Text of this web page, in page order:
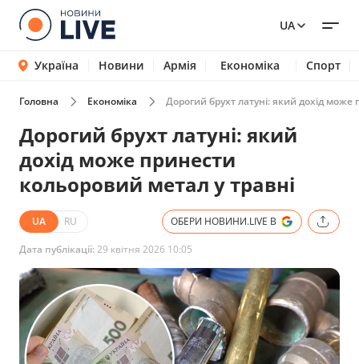
UA
Україна Новини Армія Економіка Спорт
Головна Економіка Дорогий брухт латуні: який дохід
Дорогий брухт латуні: який
дохід може принести
кольоровий метал у травні
UA RU ОБЕРИ НОВИНИ.LIVE В
Дата публікації:29 квітня 2026 10:05